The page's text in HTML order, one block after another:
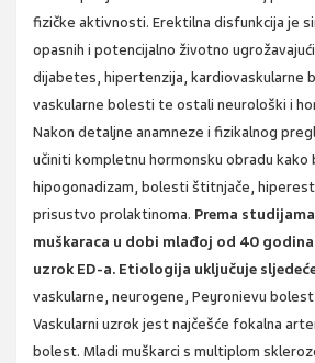
fizičke aktivnosti. Erektilna disfunkcija je
opasnih i potencijalno životno
dijabetes, hipertenzija, kardiovaskularne
vaskularne bolesti te ostali neurološki i
Nakon detaljne anamneze i fizikalnog
učiniti kompletnu hormonsku obradu kako
hipogonadizam, bolesti štitnjače,
prisustvo prolaktinoma. Prema studijama
muškaraca u dobi mlađoj od 40
uzrok ED-a. Etiologija uključuje
vaskularne, neurogene, Peyronievu
Vaskularni uzrok jest najčešće fokalna
bolest. Mladi muškarci s multiplom